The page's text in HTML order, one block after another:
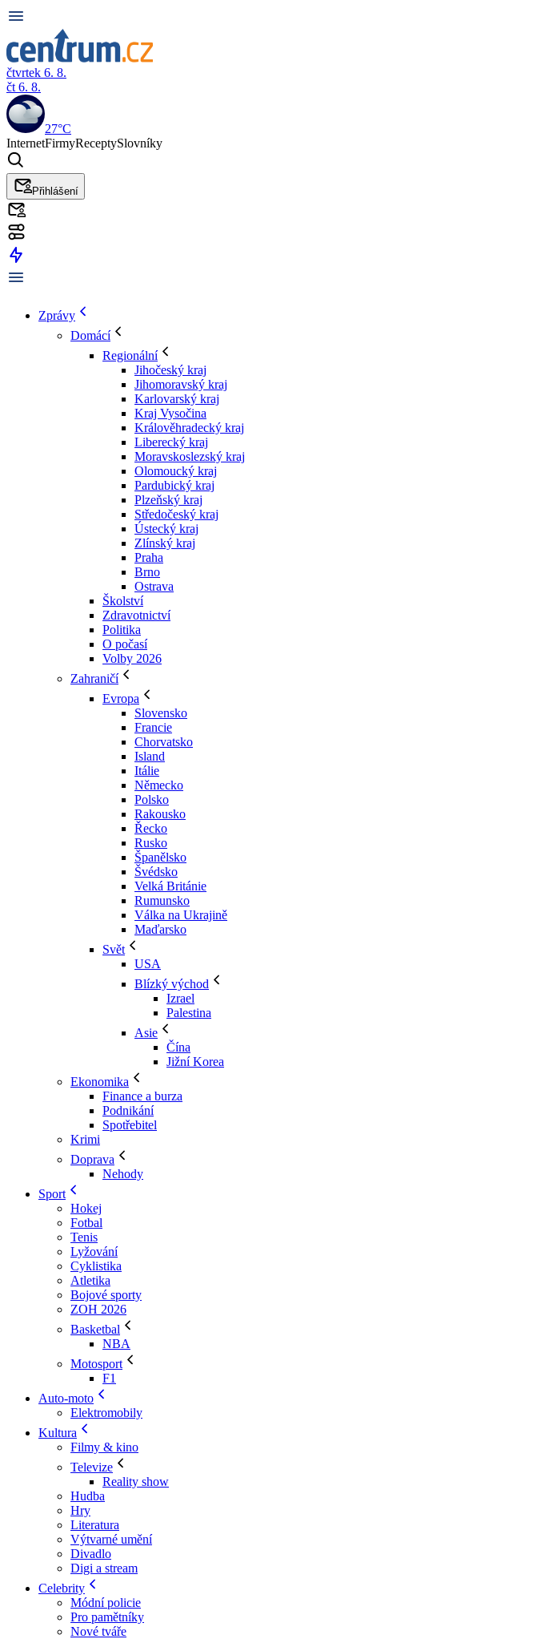
čtvrtek 6. 8.
čt 6. 8.
27°C
InternetFirmyReceptySlovníky
Přihlášení
Zprávy
Domácí
Regionální
Jihočeský kraj
Jihomoravský kraj
Karlovarský kraj
Kraj Vysočina
Králověhradecký kraj
Liberecký kraj
Moravskoslezský kraj
Olomoucký kraj
Pardubický kraj
Plzeňský kraj
Středočeský kraj
Ústecký kraj
Zlínský kraj
Praha
Brno
Ostrava
Školství
Zdravotnictví
Politika
O počasí
Volby 2026
Zahraničí
Evropa
Slovensko
Francie
Chorvatsko
Island
Itálie
Německo
Polsko
Rakousko
Řecko
Rusko
Španělsko
Švédsko
Velká Británie
Rumunsko
Válka na Ukrajině
Maďarsko
Svět
USA
Blízký východ
Izrael
Palestina
Asie
Čína
Jižní Korea
Ekonomika
Finance a burza
Podnikání
Spotřebitel
Krimi
Doprava
Nehody
Sport
Hokej
Fotbal
Tenis
Lyžování
Cyklistika
Atletika
Bojové sporty
ZOH 2026
Basketbal
NBA
Motosport
F1
Auto-moto
Elektromobily
Kultura
Filmy & kino
Televize
Reality show
Hudba
Hry
Literatura
Výtvarné umění
Divadlo
Digi a stream
Celebrity
Módní policie
Pro pamětníky
Nové tváře